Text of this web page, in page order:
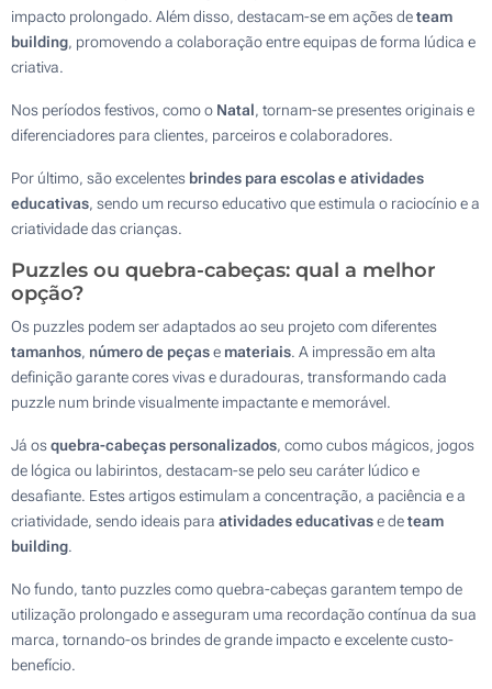
impacto prolongado. Além disso, destacam-se em ações deteam
building, promovendo a colaboração entre equipas de forma lúdica e
criativa.
Nos períodos festivos, como o Natal, tornam-se presentes originais e
diferenciadores para clientes, parceiros e colaboradores.
Por último, são excelentes brindes para escolas e atividades
educativas, sendo um recurso educativo que estimula o raciocínio e a
criatividade das crianças.
Puzzles ou quebra-cabeças: qual a melhor
opção?
Os puzzles podem ser adaptados ao seu projeto com diferentes
tamanhos, número de peçase materiais. A impressão em alta
definição garante cores vivas e duradouras, transformando cada
puzzle num brinde visualmente impactante e memorável.
Já osquebra-cabeças personalizados, como cubos mágicos, jogos
de lógica ou labirintos, destacam-se pelo seu caráter lúdico e
desafiante. Estes artigos estimulam a concentração, a paciência e a
criatividade, sendo ideais para atividades educativase deteam
building.
No fundo, tanto puzzles como quebra-cabeças garantem tempo de
utilização prolongado e asseguram uma recordação contínua da sua
marca, tornando-os brindes de grande impacto e excelente custo-
benefício.